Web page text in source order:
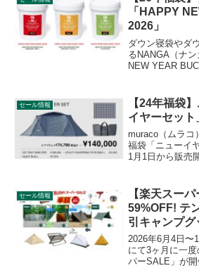
します。...
「HAPPY
2026」
ダウン寝袋やダ
るNANGA（ナ
NEW YEAR
リーピングバッ
れます。詳細を
セール情報
【24年福袋
イヤーセッ
muraco（ムラコ
福袋「ニューイ
1月1日から販売
ージです。詳細
セール情報
【楽天スー
59%OFF! テ
引キャンプグ
2026年6月4日〜
にて3ヶ月に一
パーSALE」が